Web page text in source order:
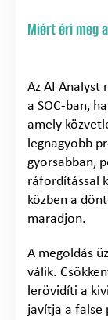
Miért éri meg
Az AI Analyst
a SOC-ban,
amely
legnagyobb
gyorsabban,
ráfordítással
közben a
maradjon.
A megoldás
válik.
lerövidíti a
javítja a false